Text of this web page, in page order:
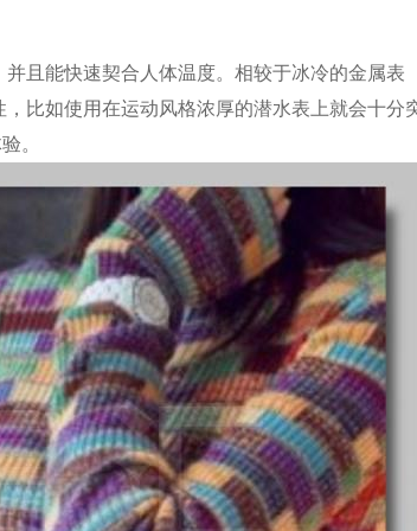
且能快速契合人体温度。相较于冰冷的金属表
比如使用在运动风格浓厚的潜水表上就会十分
。